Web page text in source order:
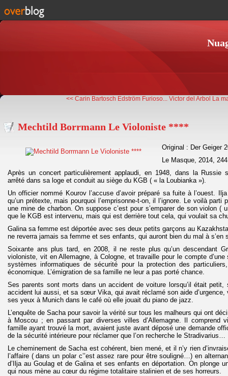
<< Carin Bartosch Edström Furioso... Victor del Arbol La
Mechtild Borrmann Le Violoniste ****
Original : Der Geiger
Le Masque, 2014,
Après un concert particulièrement applaudi, en 1948, dans la Russie
arrêté dans sa loge et conduit au siège du KGB ( « la Loubianka »).
Un officier nommé Kourov l’accuse d’avoir préparé sa fuite à l’ouest.
qu’un prétexte, mais pourquoi l’emprisonne-t-on, il l’ignore. Le voilà parti
une mine de charbon. On suppose c’est pour s’emparer de son violon (
que le KGB est intervenu, mais qui est derrière tout cela, qui voulait sa
Galina sa femme est déportée avec ses deux petits garçons au
ne reverra jamais sa femme et ses enfants, qui auront bien du mal à s’en
Soixante ans plus tard, en 2008, il ne reste plus qu’un descendant
violoniste, vit en Allemagne, à Cologne, et travaille pour le compte
systèmes informatiques de sécurité pour la protection des
économique. L’émigration de sa famille ne leur a pas porté chance.
Ses parents sont morts dans un accident de voiture lorsqu’il était
accident lui aussi, et sa sœur Vika, qui avait réclamé son aide d’urgence,
ses yeux à Munich dans le café où elle jouait du piano de jazz.
L’enquête de Sacha pour savoir la vérité sur tous les malheurs qui ont
à Moscou ; en passant par diverses villes d’Allemagne. Il comprend
famille ayant trouvé la mort, avaient juste avant déposé une demande
de la sécurité intérieure pour réclamer que l’on recherche le Stradivarius…
Le cheminement de Sacha est cohérent, bien mené, et il n’y rien
l’affaire ( dans un polar c’’est assez rare pour être souligné…) en
d’Ilja au Goulag et de Galina et ses enfants en déportation. On plonge
qui nous mène au cœur du régime totalitaire stalinien et de ses horreurs.